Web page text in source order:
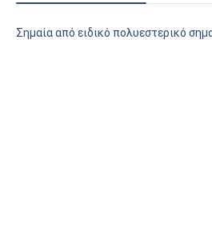
Σημαία από ειδικό πολυεστερικό